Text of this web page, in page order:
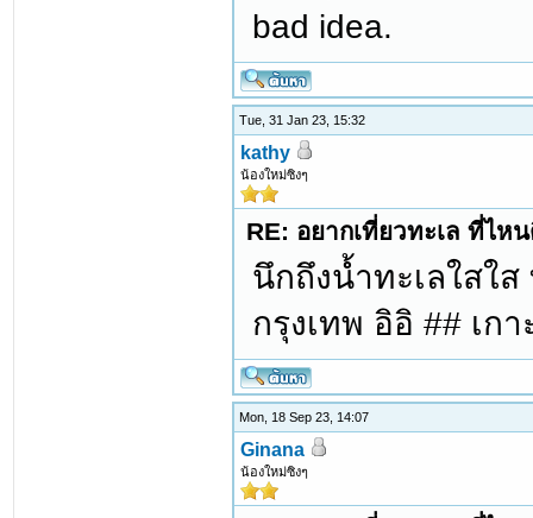
bad idea.
Tue, 31 Jan 23, 15:32
kathy
น้องใหม่ซิงๆ
RE: อยากเที่ยวทะเล ที่ไห
นึกถึงน้ำทะเลใสใ
กรุงเทพ อิอิ ## เก
Mon, 18 Sep 23, 14:07
Ginana
น้องใหม่ซิงๆ